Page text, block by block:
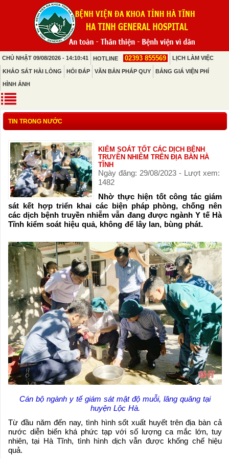
CHỦ NHẬT 09/08/2026 - 14:10:41 HOTLINE 02393 855569 LỊCH LÀM VIỆC
KHẢO SÁT HÀI LÒNG HỎI ĐÁP VĂN BẢN PHÁP QUY BẢNG GIÁ VIỆN PHÍ
HÌNH ẢNH
TIN TRONG NƯỚC
KIỂM SOÁT TỐT CÁC DỊCH BỆNH
TRUYỀN NHIỄM TRÊN ĐỊA BÀN HÀ
TĨNH
Ngày đăng: 29/08/2023 - Lượt xem:
1482
Nhờ thực hiện tốt công tác giám
sát kết hợp triển khai các biện pháp phòng, chống nên
các dịch bệnh truyền nhiễm vẫn đang được ngành Y tế Hà
Tĩnh kiểm soát hiệu quả, không để lây lan, bùng phát.
Cán bộ ngành y tế giám sát mật độ muỗi, lăng quăng tại
huyện Lộc Hà.
Từ đầu năm đến nay, tình hình sốt xuất huyết trên địa bàn cả
nước diễn biến khá phức tạp với số lượng ca mắc lớn, tuy
nhiên, tại Hà Tĩnh, tình hình dịch vẫn được khống chế hiệu
quả.